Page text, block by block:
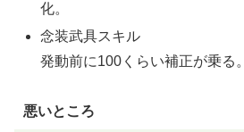
化。
念装武具スキル
発動前に100くらい補正が乗る。
悪いところ